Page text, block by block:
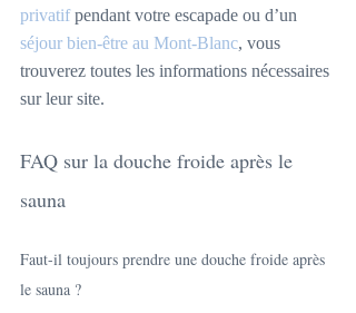
privatif pendant votre escapade ou d’un
séjour bien-être au Mont-Blanc, vous
trouverez toutes les informations nécessaires
sur leur site.
FAQ sur la douche froide après le
sauna
Faut-il toujours prendre une douche froide après
le sauna ?